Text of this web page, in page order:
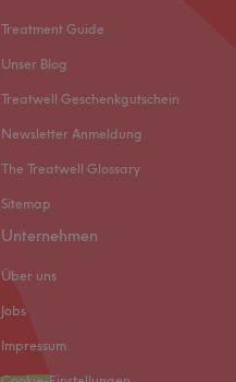
Treatment Guide
Unser Blog
Treatwell Geschenkgutschein
Newsletter Anmeldung
The Treatwell Glossary
Sitemap
Unternehmen
Über uns
Jobs
Impressum